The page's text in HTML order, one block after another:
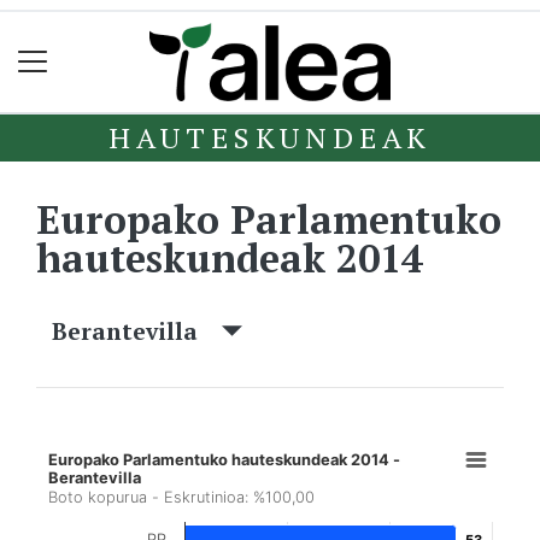
HAUTESKUNDEAK
Europako Parlamentuko
hauteskundeak 2014
Berantevilla
Europako Parlamentuko hauteskundeak 2014 -
Berantevilla
Boto kopurua - Eskrutinioa: %100,00